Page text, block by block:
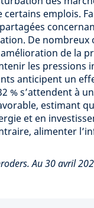
emplois.
De nombreux
de la
les pressions
anticipent un
% s’attendent à
estimant
et en
alimenter
Au 30 avril